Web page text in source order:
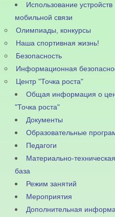
Использование устройств
мобильной связи
Олимпиады, конкурсы
Наша спортивная жизнь!
Безопасность
Информационная
Центр "Точка роста"
Общая информация о
"Точка роста"
Документы
Образовательные
Педагоги
Материально-техническая
база
Режим занятий
Мероприятия
Дополнительная